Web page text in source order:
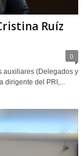
Ruíz
0
auxiliares (Delegados y
del PRI,...